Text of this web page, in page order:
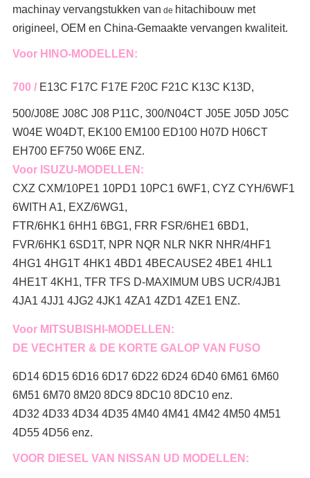
machinay vervangstukken van de hitachibouw met
origineel, OEM en China-Gemaakte vervangen kwaliteit.
Voor HINO-MODELLEN:
700 / E13C F17C F17E F20C F21C K13C K13D,
500/J08E J08C J08 P11C, 300/N04CT J05E J05D J05C
W04E W04DT, EK100 EM100 ED100 H07D H06CT
EH700 EF750 W06E ENZ.
Voor ISUZU-MODELLEN:
CXZ CXM/10PE1 10PD1 10PC1 6WF1, CYZ CYH/6WF1
6WITH A1, EXZ/6WG1,
FTR/6HK1 6HH1 6BG1, FRR FSR/6HE1 6BD1,
FVR/6HK1 6SD1T, NPR NQR NLR NKR NHR/4HF1
4HG1 4HG1T 4HK1 4BD1 4BECAUSE2 4BE1 4HL1
4HE1T 4KH1, TFR TFS D-MAXIMUM UBS UCR/4JB1
4JA1 4JJ1 4JG2 4JK1 4ZA1 4ZD1 4ZE1 ENZ.
Voor MITSUBISHI-MODELLEN:
DE VECHTER & DE KORTE GALOP VAN FUSO
6D14 6D15 6D16 6D17 6D22 6D24 6D40 6M61 6M60
6M51 6M70 8M20 8DC9 8DC10 8DC10 enz.
4D32 4D33 4D34 4D35 4M40 4M41 4M42 4M50 4M51
4D55 4D56 enz.
VOOR DIESEL VAN NISSAN UD MODELLEN: